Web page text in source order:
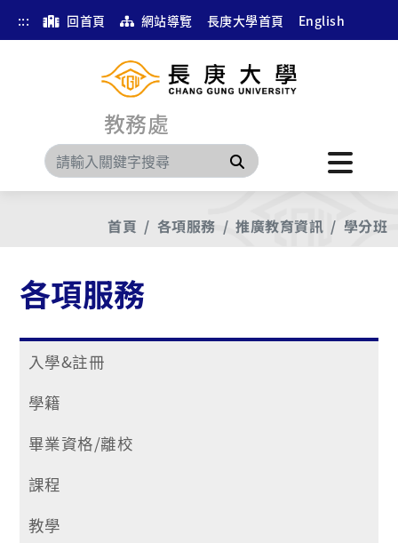
::: 回首頁 網站導覽 長庚大學首頁 English
教務處
搜尋
首頁 各項服務 推廣教育資訊 學分班
各項服務
入學&註冊
學籍
畢業資格/離校
課程
教學